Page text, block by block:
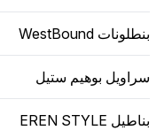
بنطلونات WestBound
سراويل بوهيم ستيل
بناطيل EREN STYLE